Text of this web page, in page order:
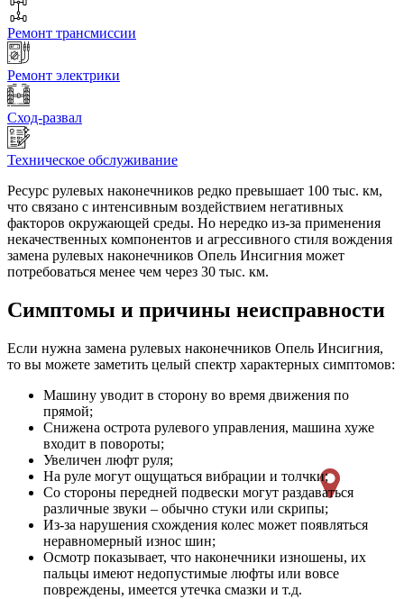
Ремонт трансмиссии
Ремонт электрики
Сход-развал
Техническое обслуживание
Ресурс рулевых наконечников редко превышает 100 тыс. км,
что связано с интенсивным воздействием негативных
факторов окружающей среды. Но нередко из-за применения
некачественных компонентов и агрессивного стиля вождения
замена рулевых наконечников Опель Инсигния может
потребоваться менее чем через 30 тыс. км.
Симптомы и причины неисправности
Если нужна замена рулевых наконечников Опель Инсигния,
то вы можете заметить целый спектр характерных симптомов:
Машину уводит в сторону во время движения по
прямой;
Снижена острота рулевого управления, машина хуже
входит в повороты;
Увеличен люфт руля;
На руле могут ощущаться вибрации и толчки;
Со стороны передней подвески могут раздаваться
различные звуки – обычно стуки или скрипы;
Из-за нарушения схождения колес может появляться
неравномерный износ шин;
Осмотр показывает, что наконечники изношены, их
пальцы имеют недопустимые люфты или вовсе
повреждены, имеется утечка смазки и т.д.